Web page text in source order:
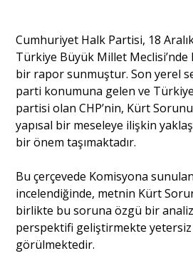
Yazı Dizisi
Portre
Cumhuriyet Halk Partisi, 18
Türkiye Büyük Millet
bir rapor sunmuştur. Son yerel
parti konumuna gelen ve
partisi olan CHP’nin, Kürt
yapısal bir meseleye ilişkin
bir önem taşımaktadır.
Bu çerçevede Komisyona
incelendiğinde, metnin Kürt
birlikte bu soruna özgü bir
perspektifi geliştirmekte yetersiz
görülmektedir.